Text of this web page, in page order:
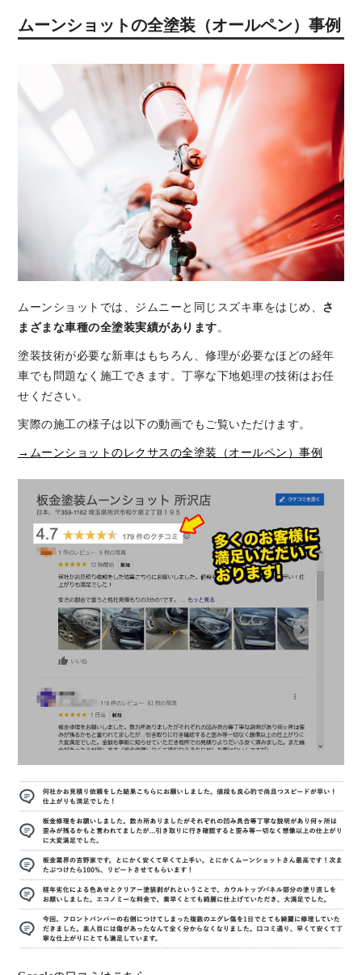
ムーンショットの全塗装（オールペン）事例
ムーンショットでは、ジムニーと同じスズキ車をはじめ、 さ
まざまな車種の全塗装実績があります。
塗装技術が必要な新車はもちろん、修理が必要なほどの経年
車でも問題なく施工できます。丁寧な下地処理の技術はお任
せください。
実際の施工の様子は以下の動画でもご覧いただけます。
→ムーンショットのレクサスの全塗装（オールペン）事例